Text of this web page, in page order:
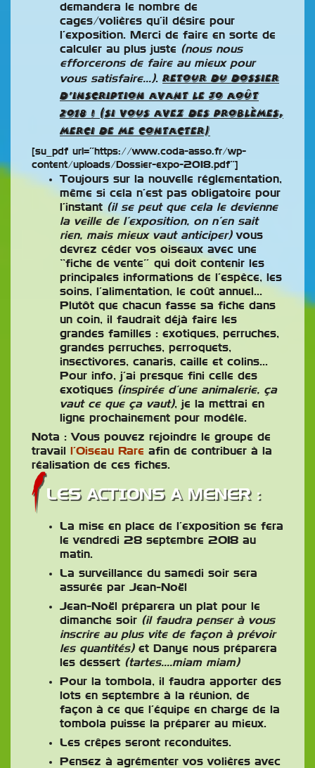
demandera le nombre de
cages/volières qu’il désire pour
l’exposition. Merci de faire en sorte de
calculer au plus juste (nous nous
efforcerons de faire au mieux pour
vous satisfaire…). Retour du dossier
d’inscription avant le 30 août
2018 ! (si vous avez des problèmes,
merci de me contacter)
[su_pdf url=”https://www.coda-asso.fr/wp-
content/uploads/Dossier-expo-2018.pdf”]
Toujours sur la nouvelle réglementation,
même si cela n’est pas obligatoire pour
l’instant (il se peut que cela le devienne
la veille de l’exposition, on n’en sait
rien, mais mieux vaut anticiper)vous
devrez céder vos oiseaux avec une
“fiche de vente” qui doit contenir les
principales informations de l’espèce, les
soins, l’alimentation, le coût annuel…
Plutôt que chacun fasse sa fiche dans
un coin, il faudrait déjà faire les
grandes familles : exotiques, perruches,
grandes perruches, perroquets,
insectivores, canaris, caille et colins…
Pour info, j’ai presque fini celle des
exotiques (inspirée d’une animalerie, ça
vaut ce que ça vaut), je la mettrai en
ligne prochainement pour modèle.
Nota : Vous pouvez rejoindre le groupe de
travail
l’Oiseau Rare afin de contribuer à la
réalisation de ces fiches.
LES ACTIONS A MENER :
La mise en place de l’exposition se fera
le vendredi 28 septembre 2018 au
matin.
La surveillance du samedi soir sera
assurée par Jean-Noël
Jean-Noël préparera un plat pour le
dimanche soir (il faudra penser à vous
inscrire au plus vite de façon à prévoir
les quantités)et Danye nous préparera
les dessert (tartes….miam miam)
Pour la tombola, il faudra apporter des
lots en septembre à la réunion, de
façon à ce que l’équipe en charge de la
tombola puisse la préparer au mieux.
Les crêpes seront reconduites.
Pensez à agrémenter vos volières avec